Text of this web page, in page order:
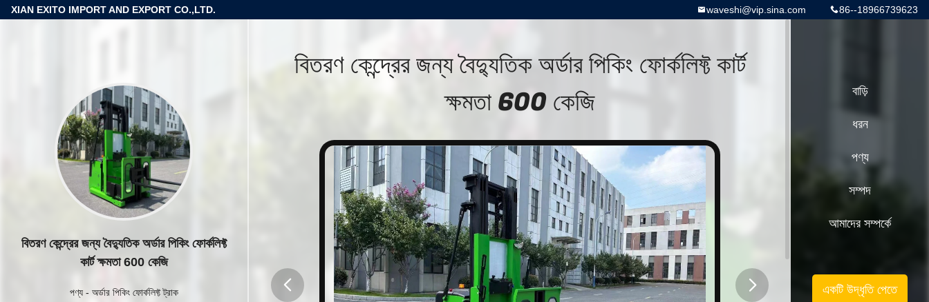
XIAN EXITO IMPORT AND EXPORT CO.,LTD. 86--18966739623
waveshi@vip.sina.com
বিতরণ কেন্দ্রের জন্য বৈদ্যুতিক অর্ডার পিকিং ফোর্কলিফ্ট
কার্ট ক্ষমতা 600 কেজি
পণ্য- অর্ডার পিকিং ফোর্কলিফ্ট ট্রাক
বিতরণ কেন্দ্রের জন্য বৈদ্যুতিক অর্ডার পিকিং ফোর্কলিফ্ট কার্ট
ক্ষমতা 600 কেজি
বাড়ি
ধরন
পণ্য
সম্পদ
আমাদের সম্পর্কে
একটি উদ্ধৃতি পেতে